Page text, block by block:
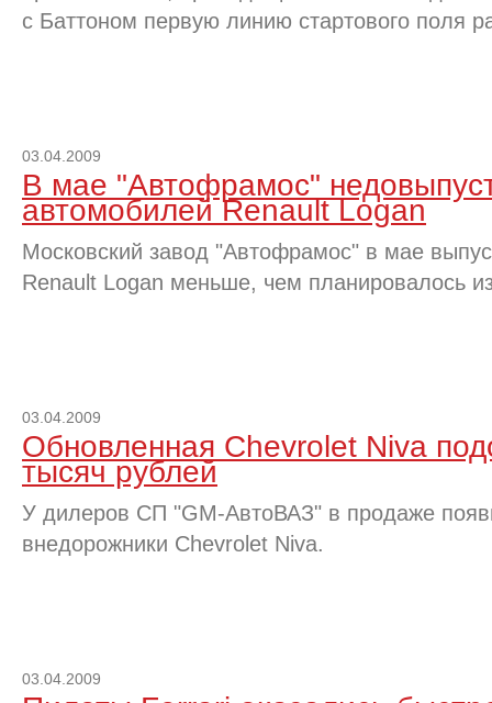
с Баттоном первую линию стартового поля
03.04.2009
В мае "Автофрамос"
автомобилей Renault Logan
Московский завод "Автофрамос" в мае
Renault Logan меньше, чем планировалось
03.04.2009
Обновленная Chevrolet Niva
тысяч рублей
У дилеров СП "GM-АвтоВАЗ" в продаже
внедорожники Chevrolet Niva.
03.04.2009